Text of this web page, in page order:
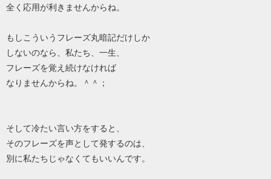
全く応用が利きませんからね。
もしこういうフレーズ丸暗記だけしか
しないのなら、私たち、一生、
フレーズを覚え続けなければ
なりませんからね。＾＾；
そして冷たい言い方をすると、
そのフレーズを声として発するのは、
別に私たちじゃなくてもいいんです。